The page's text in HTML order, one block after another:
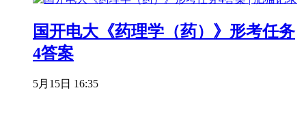
国开电大《药理学（药）》形考任务
4答案
5月15日 16:35